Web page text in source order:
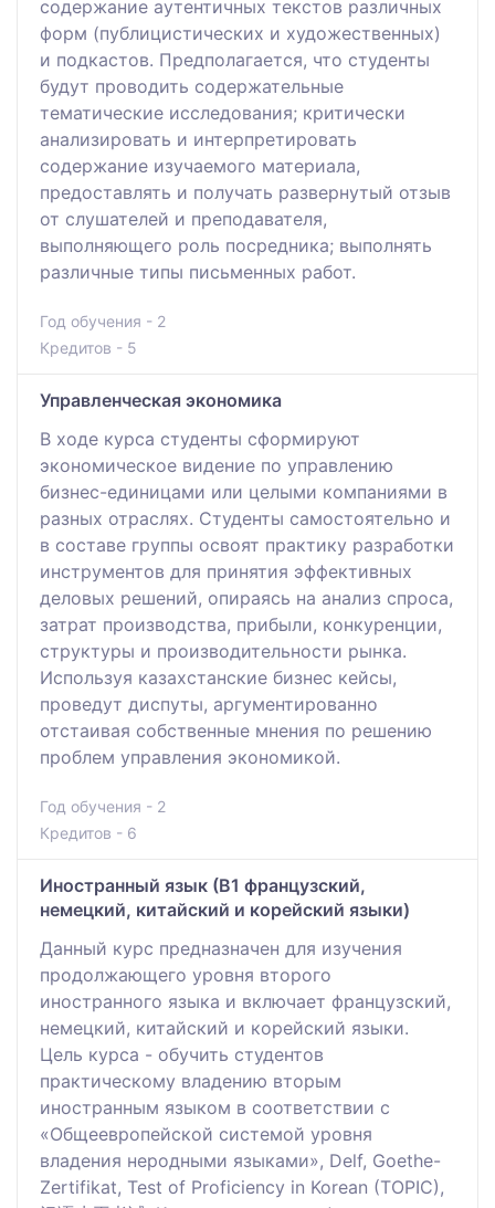
содержание аутентичных текстов различных
форм (публицистических и художественных)
и подкастов. Предполагается, что студенты
будут проводить содержательные
тематические исследования; критически
анализировать и интерпретировать
содержание изучаемого материала,
предоставлять и получать развернутый отзыв
от слушателей и преподавателя,
выполняющего роль посредника; выполнять
различные типы письменных работ.
Год обучения - 2
Кредитов - 5
Управленческая экономика
В ходе курса студенты сформируют
экономическое видение по управлению
бизнес-единицами или целыми компаниями в
разных отраслях. Студенты самостоятельно и
в составе группы освоят практику разработки
инструментов для принятия эффективных
деловых решений, опираясь на анализ спроса,
затрат производства, прибыли, конкуренции,
структуры и производительности рынка.
Используя казахстанские бизнес кейсы,
проведут диспуты, аргументированно
отстаивая собственные мнения по решению
проблем управления экономикой.
Год обучения - 2
Кредитов - 6
Иностранный язык (В1 французский,
немецкий, китайский и корейский языки)
Данный курс предназначен для изучения
продолжающего уровня второго
иностранного языка и включает французский,
немецкий, китайский и корейский языки.
Цель курса - обучить студентов
практическому владению вторым
иностранным языком в соответствии с
«Общеевропейской системой уровня
владения неродными языками», Delf, Goethe-
Zertifikat, Test of Proficiency in Korean (TOPIC),